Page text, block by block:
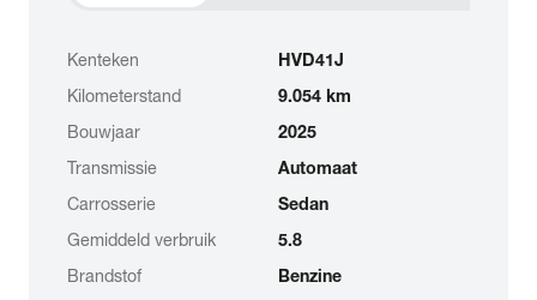
Kenteken
HVD41J
Kilometerstand
9.054 km
Bouwjaar
2025
Transmissie
Automaat
Carrosserie
Sedan
Gemiddeld verbruik
5.8
Brandstof
Benzine